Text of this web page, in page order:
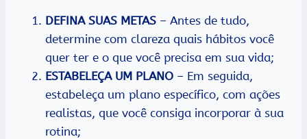
DEFINA SUAS METAS – Antes de tudo,
determine com clareza quais hábitos você
quer ter e o que você precisa em sua vida;
ESTABELEÇA UM PLANO – Em seguida,
estabeleça um plano específico, com ações
realistas, que você consiga incorporar à sua
rotina;